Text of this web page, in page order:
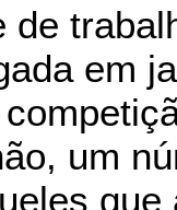
de
em
um